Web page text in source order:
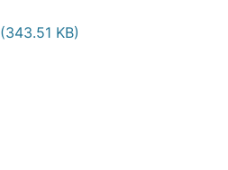
(343.51 KB)